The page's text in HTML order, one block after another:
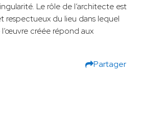
Le rôle de l’architecte est
respectueux du lieu dans lequel
créée répond aux
Partager